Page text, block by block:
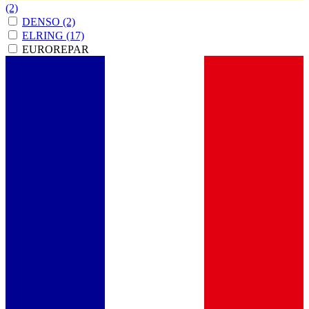
(2)
DENSO (2)
ELRING (17)
EUROREPAR